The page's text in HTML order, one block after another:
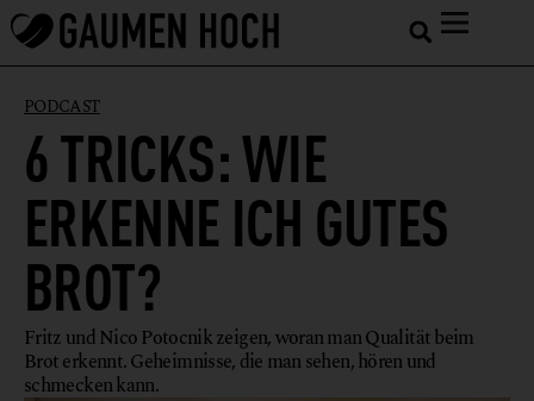
PODCAST
6 TRICKS: WIE
ERKENNE ICH GUTES
BROT?
Fritz und Nico Potocnik zeigen, woran man Qualität beim
Brot erkennt. Geheimnisse, die man sehen, hören und
schmecken kann.